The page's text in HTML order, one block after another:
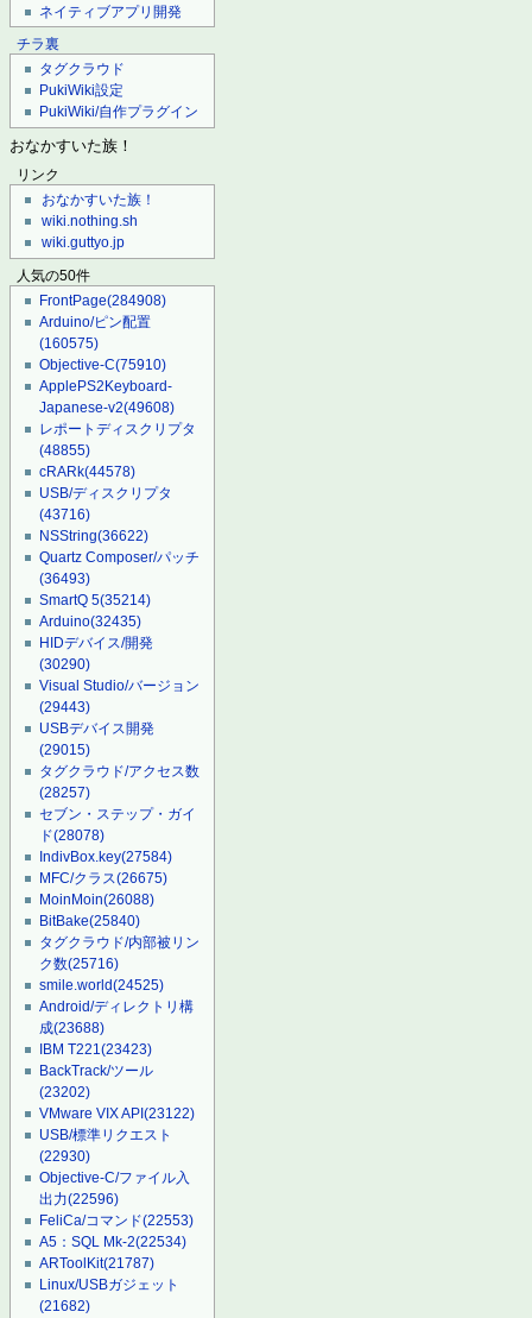
ネイティブアプリ開発
チラ裏
タグクラウド
PukiWiki設定
PukiWiki/自作プラグイン
おなかすいた族！
リンク
おなかすいた族！
wiki.nothing.sh
wiki.guttyo.jp
人気の50件
FrontPage(284908)
Arduino/ピン配置
(160575)
Objective-C(75910)
ApplePS2Keyboard-
Japanese-v2(49608)
レポートディスクリプタ
(48855)
cRARk(44578)
USB/ディスクリプタ
(43716)
NSString(36622)
Quartz Composer/パッチ
(36493)
SmartQ 5(35214)
Arduino(32435)
HIDデバイス/開発
(30290)
Visual Studio/バージョン
(29443)
USBデバイス開発
(29015)
タグクラウド/アクセス数
(28257)
セブン・ステップ・ガイ
ド(28078)
IndivBox.key(27584)
MFC/クラス(26675)
MoinMoin(26088)
BitBake(25840)
タグクラウド/内部被リン
ク数(25716)
smile.world(24525)
Android/ディレクトリ構
成(23688)
IBM T221(23423)
BackTrack/ツール
(23202)
VMware VIX API(23122)
USB/標準リクエスト
(22930)
Objective-C/ファイル入
出力(22596)
FeliCa/コマンド(22553)
A5：SQL Mk-2(22534)
ARToolKit(21787)
Linux/USBガジェット
(21682)